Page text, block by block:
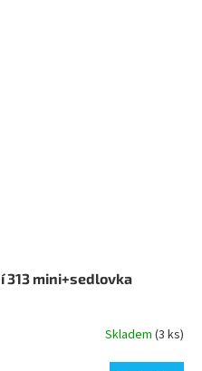
313 mini+sedlovka
Skladem (3 ks)